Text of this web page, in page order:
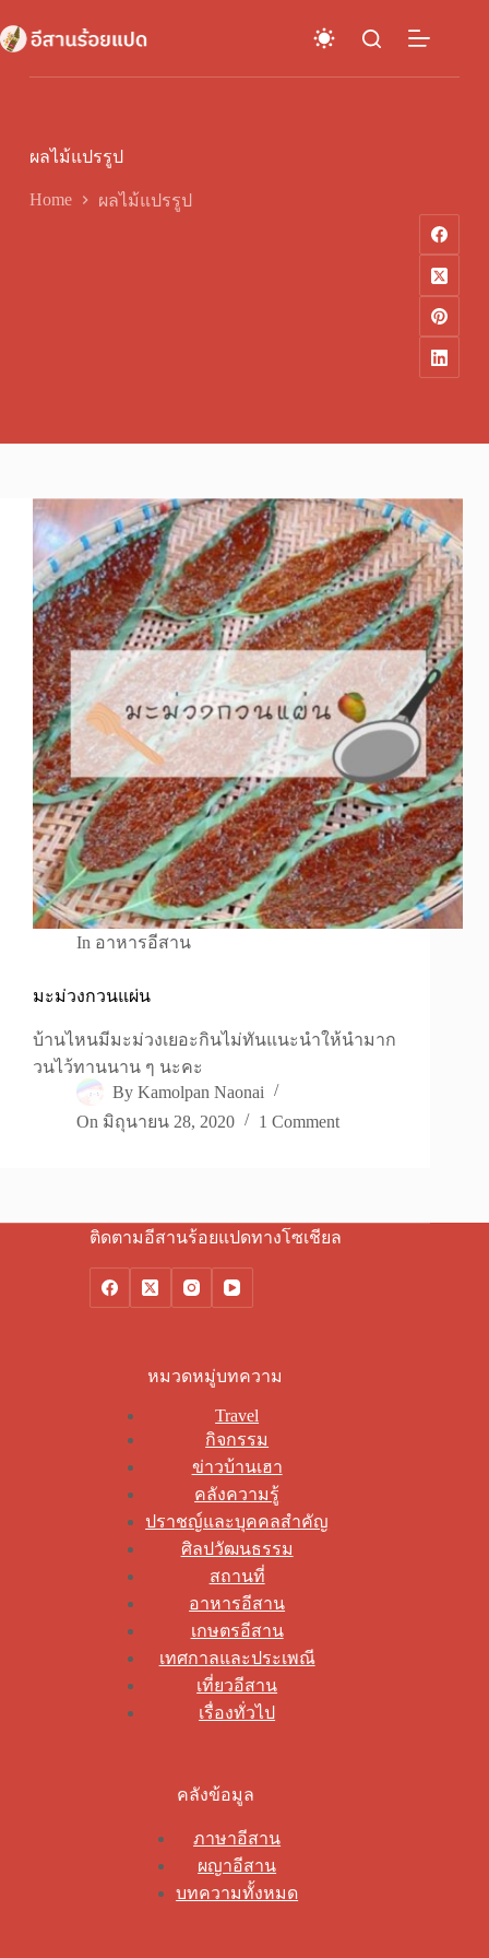
to
content
ผลไม้แปรรูป
Home ผลไม้แปรรูป
In อาหารอีสาน
มะม่วงกวนแผ่น
บ้านไหนมีมะม่วงเยอะกินไม่ทันแนะนำให้นำมาก
วนไว้ทานนาน ๆ นะคะ
By Kamolpan Naonai
On มิถุนายน 28, 2020 1 Comment
ติดตามอีสานร้อยแปดทางโซเชียล
หมวดหมู่บทความ
Travel
กิจกรรม
ข่าวบ้านเฮา
คลังความรู้
ปราชญ์และบุคคลสำคัญ
ศิลปวัฒนธรรม
สถานที่
อาหารอีสาน
เกษตรอีสาน
เทศกาลและประเพณี
เที่ยวอีสาน
เรื่องทั่วไป
คลังข้อมูล
ภาษาอีสาน
ผญาอีสาน
บทความทั้งหมด